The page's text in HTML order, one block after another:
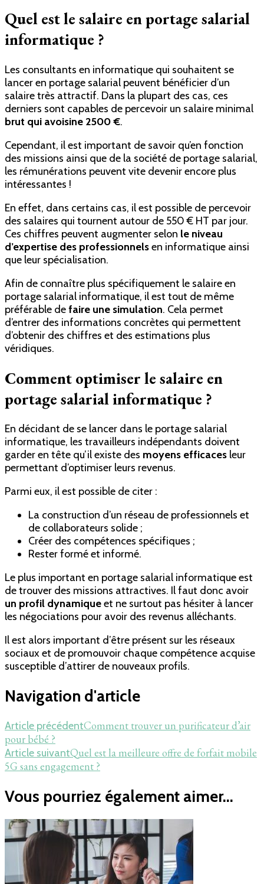
Quel est le salaire en portage salarial
informatique ?
Les consultants en informatique qui souhaitent se
lancer en portage salarial peuvent bénéficier d’un
salaire très attractif. Dans la plupart des cas, ces
derniers sont capables de percevoir un salaire minimal
brut qui avoisine 2500 €.
Cependant, il est important de savoir qu’en fonction
des missions ainsi que de la société de portage salarial,
les rémunérations peuvent vite devenir encore plus
intéressantes !
En effet, dans certains cas, il est possible de percevoir
des salaires qui tournent autour de 550 € HT par jour.
Ces chiffres peuvent augmenter selon le niveau
d’expertise des professionnelsen informatique ainsi
que leur spécialisation.
Afin de connaître plus spécifiquement le salaire en
portage salarial informatique, il est tout de même
préférable defaire une simulation. Cela permet
d’entrer des informations concrètes qui permettent
d’obtenir des chiffres et des estimations plus
véridiques.
Comment optimiser le salaire en
portage salarial informatique ?
En décidant de se lancer dans le portage salarial
informatique, les travailleurs indépendants doivent
garder en tête qu’il existe des moyens efficaces leur
permettant d’optimiser leurs revenus.
Parmi eux, il est possible de citer :
La construction d’un réseau de professionnels et
de collaborateurs solide ;
Créer des compétences spécifiques ;
Rester formé et informé.
Le plus important en portage salarial informatique est
de trouver des missions attractives. Il faut donc avoir
un profil dynamiqueet ne surtout pas hésiter à lancer
les négociations pour avoir des revenus alléchants.
Il est alors important d’être présent sur les réseaux
sociaux et de promouvoir chaque compétence acquise
susceptible d’attirer de nouveaux profils.
Navigation d'article
Article précédentComment trouver un purificateur d’air
pour bébé ?
Article suivantQuel est la meilleure offre de forfait mobile
5G sans engagement ?
Vous pourriez également aimer...